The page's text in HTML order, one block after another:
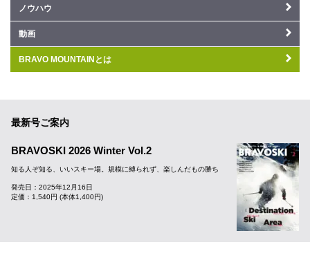
ノウハウ
動画
BRAVO MOUNTAINとは
最新号ご案内
BRAVOSKI 2026 Winter Vol.2
知る人ぞ知る、いいスキー場。規模に縛られず、楽しんだもの勝ち
発売日：2025年12月16日
定価：1,540円 (本体1,400円)